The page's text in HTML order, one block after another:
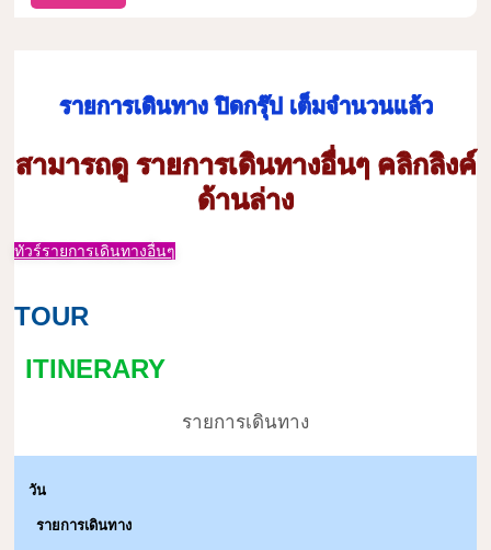
รายการเดินทาง ปิดกรุ๊ป เต็มจำนวนแล้ว
สามารถดู รายการเดินทางอื่นๆ คลิกลิงค์
ด้านล่าง
ทัวร์รายการเดินทางอื่นๆ
TOUR
ITINERARY
รายการเดินทาง
วัน
รายการเดินทาง